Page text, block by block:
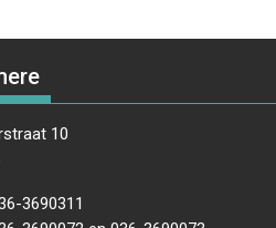
10
3690311